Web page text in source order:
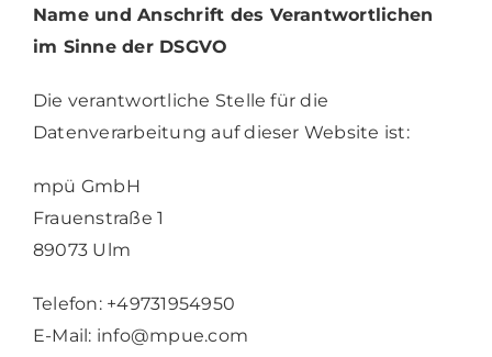
Name und Anschrift des Verantwortlichen
im Sinne der DSGVO
Die verantwortliche Stelle für die
Datenverarbeitung auf dieser Website ist:
mpü GmbH
Frauenstraße 1
89073 Ulm
Telefon: +49731954950
E-Mail: info@mpue.com